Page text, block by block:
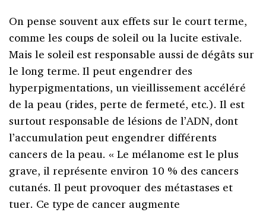
On pense souvent aux effets sur le court terme,
comme les coups de soleil ou la lucite estivale.
Mais le soleil est responsable aussi de dégâts sur
le long terme. Il peut engendrer des
hyperpigmentations, un vieillissement accéléré
de la peau (rides, perte de fermeté, etc.). Il est
surtout responsable de lésions de l’ADN, dont
l’accumulation peut engendrer différents
cancers de la peau. « Le mélanome est le plus
grave, il représente environ 10 % des cancers
cutanés. Il peut provoquer des métastases et
tuer. Ce type de cancer augmente